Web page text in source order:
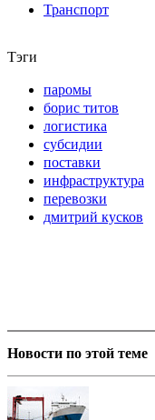
Транспорт
Тэги
паромы
борис титов
логистика
субсидии
поставки
инфраструктура
перевозки
дмитрий кусков
Новости по этой теме